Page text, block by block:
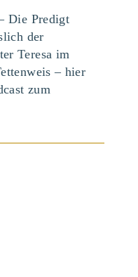
Die Predigt
der
Teresa im
– hier
zum